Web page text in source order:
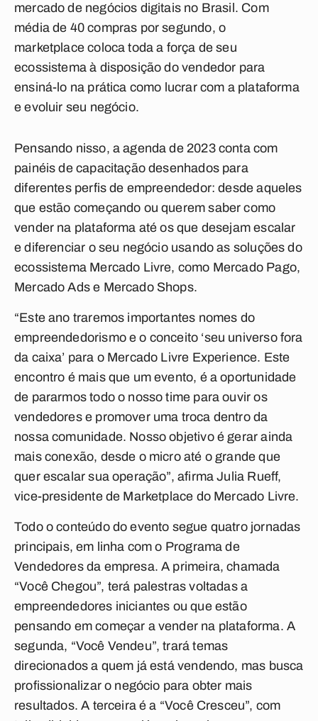
mercado de negócios digitais no Brasil. Com
média de 40 compras por segundo, o
marketplace coloca toda a força de seu
ecossistema à disposição do vendedor para
ensiná-lo na prática como lucrar com a plataforma
e evoluir seu negócio.
Pensando nisso, a agenda de 2023 conta com
painéis de capacitação desenhados para
diferentes perfis de empreendedor: desde aqueles
que estão começando ou querem saber como
vender na plataforma até os que desejam escalar
e diferenciar o seu negócio usando as soluções do
ecossistema Mercado Livre, como Mercado Pago,
Mercado Ads e Mercado Shops.
“Este ano traremos importantes nomes do
empreendedorismo e o conceito ‘seu universo fora
da caixa’ para o Mercado Livre Experience. Este
encontro é mais que um evento, é a oportunidade
de pararmos todo o nosso time para ouvir os
vendedores e promover uma troca dentro da
nossa comunidade. Nosso objetivo é gerar ainda
mais conexão, desde o micro até o grande que
quer escalar sua operação”, afirma Julia Rueff,
vice-presidente de Marketplace do Mercado Livre.
Todo o conteúdo do evento segue quatro jornadas
principais, em linha com o Programa de
Vendedores da empresa. A primeira, chamada
“Você Chegou”, terá palestras voltadas a
empreendedores iniciantes ou que estão
pensando em começar a vender na plataforma. A
segunda, “Você Vendeu”, trará temas
direcionados a quem já está vendendo, mas busca
profissionalizar o negócio para obter mais
resultados. A terceira é a “Você Cresceu”, com